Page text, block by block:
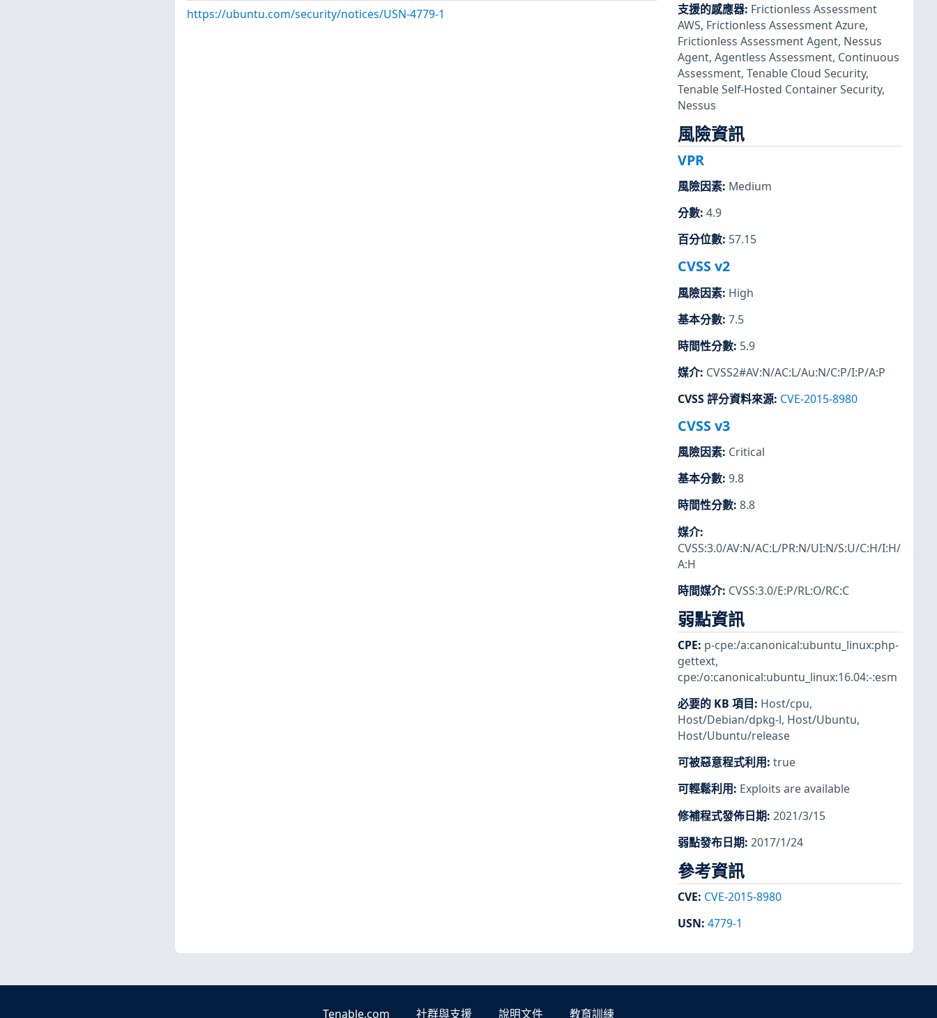
https://ubuntu.com/security/notices/USN-4779-1
支援的感應器: Frictionless Assessment
AWS, Frictionless Assessment Azure,
Frictionless Assessment Agent, Nessus
Agent, Agentless Assessment, Continuous
Assessment, Tenable Cloud Security,
Tenable Self-Hosted Container Security,
Nessus
風險資訊
VPR
風險因素: Medium
分數: 4.9
百分位數: 57.15
CVSS v2
風險因素: High
基本分數: 7.5
時間性分數: 5.9
媒介: CVSS2#AV:N/AC:L/Au:N/C:P/I:P/A:P
CVSS 評分資料來源: CVE-2015-8980
CVSS v3
風險因素: Critical
基本分數: 9.8
時間性分數: 8.8
媒介:
CVSS:3.0/AV:N/AC:L/PR:N/UI:N/S:U/C:H/I:H/
A:H
時間媒介: CVSS:3.0/E:P/RL:O/RC:C
弱點資訊
CPE: p-cpe:/a:canonical:ubuntu_linux:php-
gettext,
cpe:/o:canonical:ubuntu_linux:16.04:-:esm
必要的 KB 項目: Host/cpu,
Host/Debian/dpkg-l, Host/Ubuntu,
Host/Ubuntu/release
可被惡意程式利用: true
可輕鬆利用: Exploits are available
修補程式發佈日期: 2021/3/15
弱點發布日期: 2017/1/24
參考資訊
CVE: CVE-2015-8980
USN: 4779-1
Tenable.com 社群與支援 說明文件 教育訓練